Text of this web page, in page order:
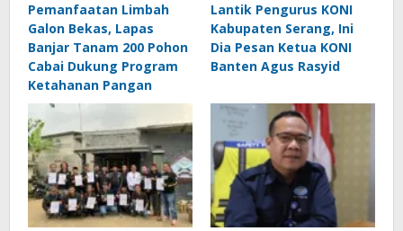
Pemanfaatan Limbah
Galon Bekas, Lapas
Banjar Tanam 200 Pohon
Cabai Dukung Program
Ketahanan Pangan
Lantik Pengurus KONI
Kabupaten Serang, Ini
Dia Pesan Ketua KONI
Banten Agus Rasyid